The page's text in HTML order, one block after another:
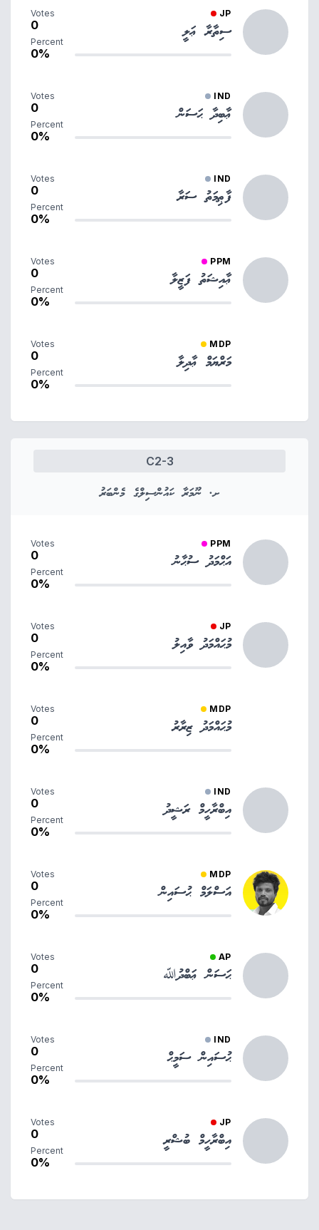
JP
ސިތާރާ ޢަލީ
Votes
0
Percent
0%
IND
ޢާބިދާ ޙަސަން
Votes
0
Percent
0%
IND
ފާޠިމަތު ސަރާ
Votes
0
Percent
0%
PPM
ޢާއިޝަތު ފަޒީލާ
Votes
0
Percent
0%
MDP
މަރްޔަމް ޢާދިލާ
Votes
0
Percent
0%
C2-3
ށ. ނޫމަރާ ކައުންސިލްގެ މެންބަރު
PPM
އަޙްމަދު ސުޙާނު
Votes
0
Percent
0%
JP
މުޙައްމަދު ވާއިލު
Votes
0
Percent
0%
MDP
މުޙައްމަދު ޒިރާރު
Votes
0
Percent
0%
IND
އިބްރާހީމް ރަޝީދު
Votes
0
Percent
0%
MDP
އަސްލަމް ޙުސައިން
Votes
0
Percent
0%
AP
ޙަސަން ޢަބްދުﷲ
Votes
0
Percent
0%
IND
ޙުސައިން ސަމީޙް
Votes
0
Percent
0%
JP
އިބްރާހީމް ބުޝްރީ
Votes
0
Percent
0%